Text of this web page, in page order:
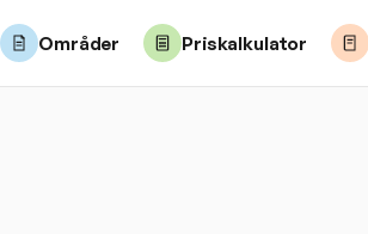
Områder Priskalkulator